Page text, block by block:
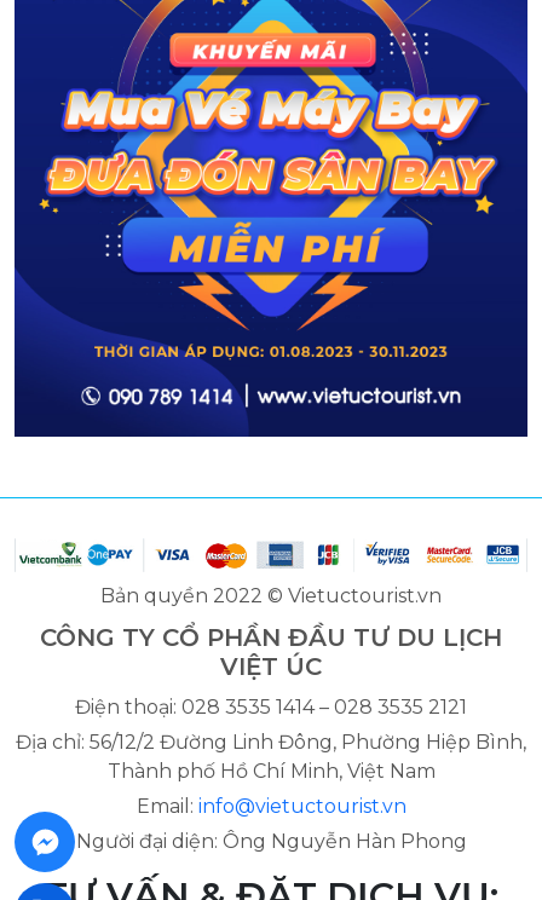
Bản quyền 2022 © Vietuctourist.vn
CÔNG TY CỔ PHẦN ĐẦU TƯ DU LỊCH
VIỆT ÚC
Điện thoại: 028 3535 1414 – 028 3535 2121
Địa chỉ: 56/12/2 Đường Linh Đông, Phường Hiệp Bình,
Thành phố Hồ Chí Minh, Việt Nam
Email: info@vietuctourist.vn
Người đại diện: Ông Nguyễn Hàn Phong